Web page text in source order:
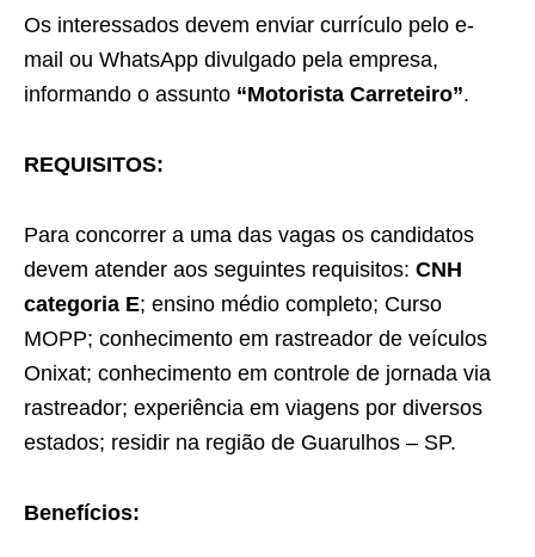
Os interessados devem enviar currículo pelo e-
mail ou WhatsApp divulgado pela empresa,
informando o assunto “Motorista Carreteiro”.
REQUISITOS:
Para concorrer a uma das vagas os candidatos
devem atender aos seguintes requisitos: CNH
categoria E; ensino médio completo; Curso
MOPP; conhecimento em rastreador de veículos
Onixat; conhecimento em controle de jornada via
rastreador; experiência em viagens por diversos
estados; residir na região de Guarulhos – SP.
Benefícios: